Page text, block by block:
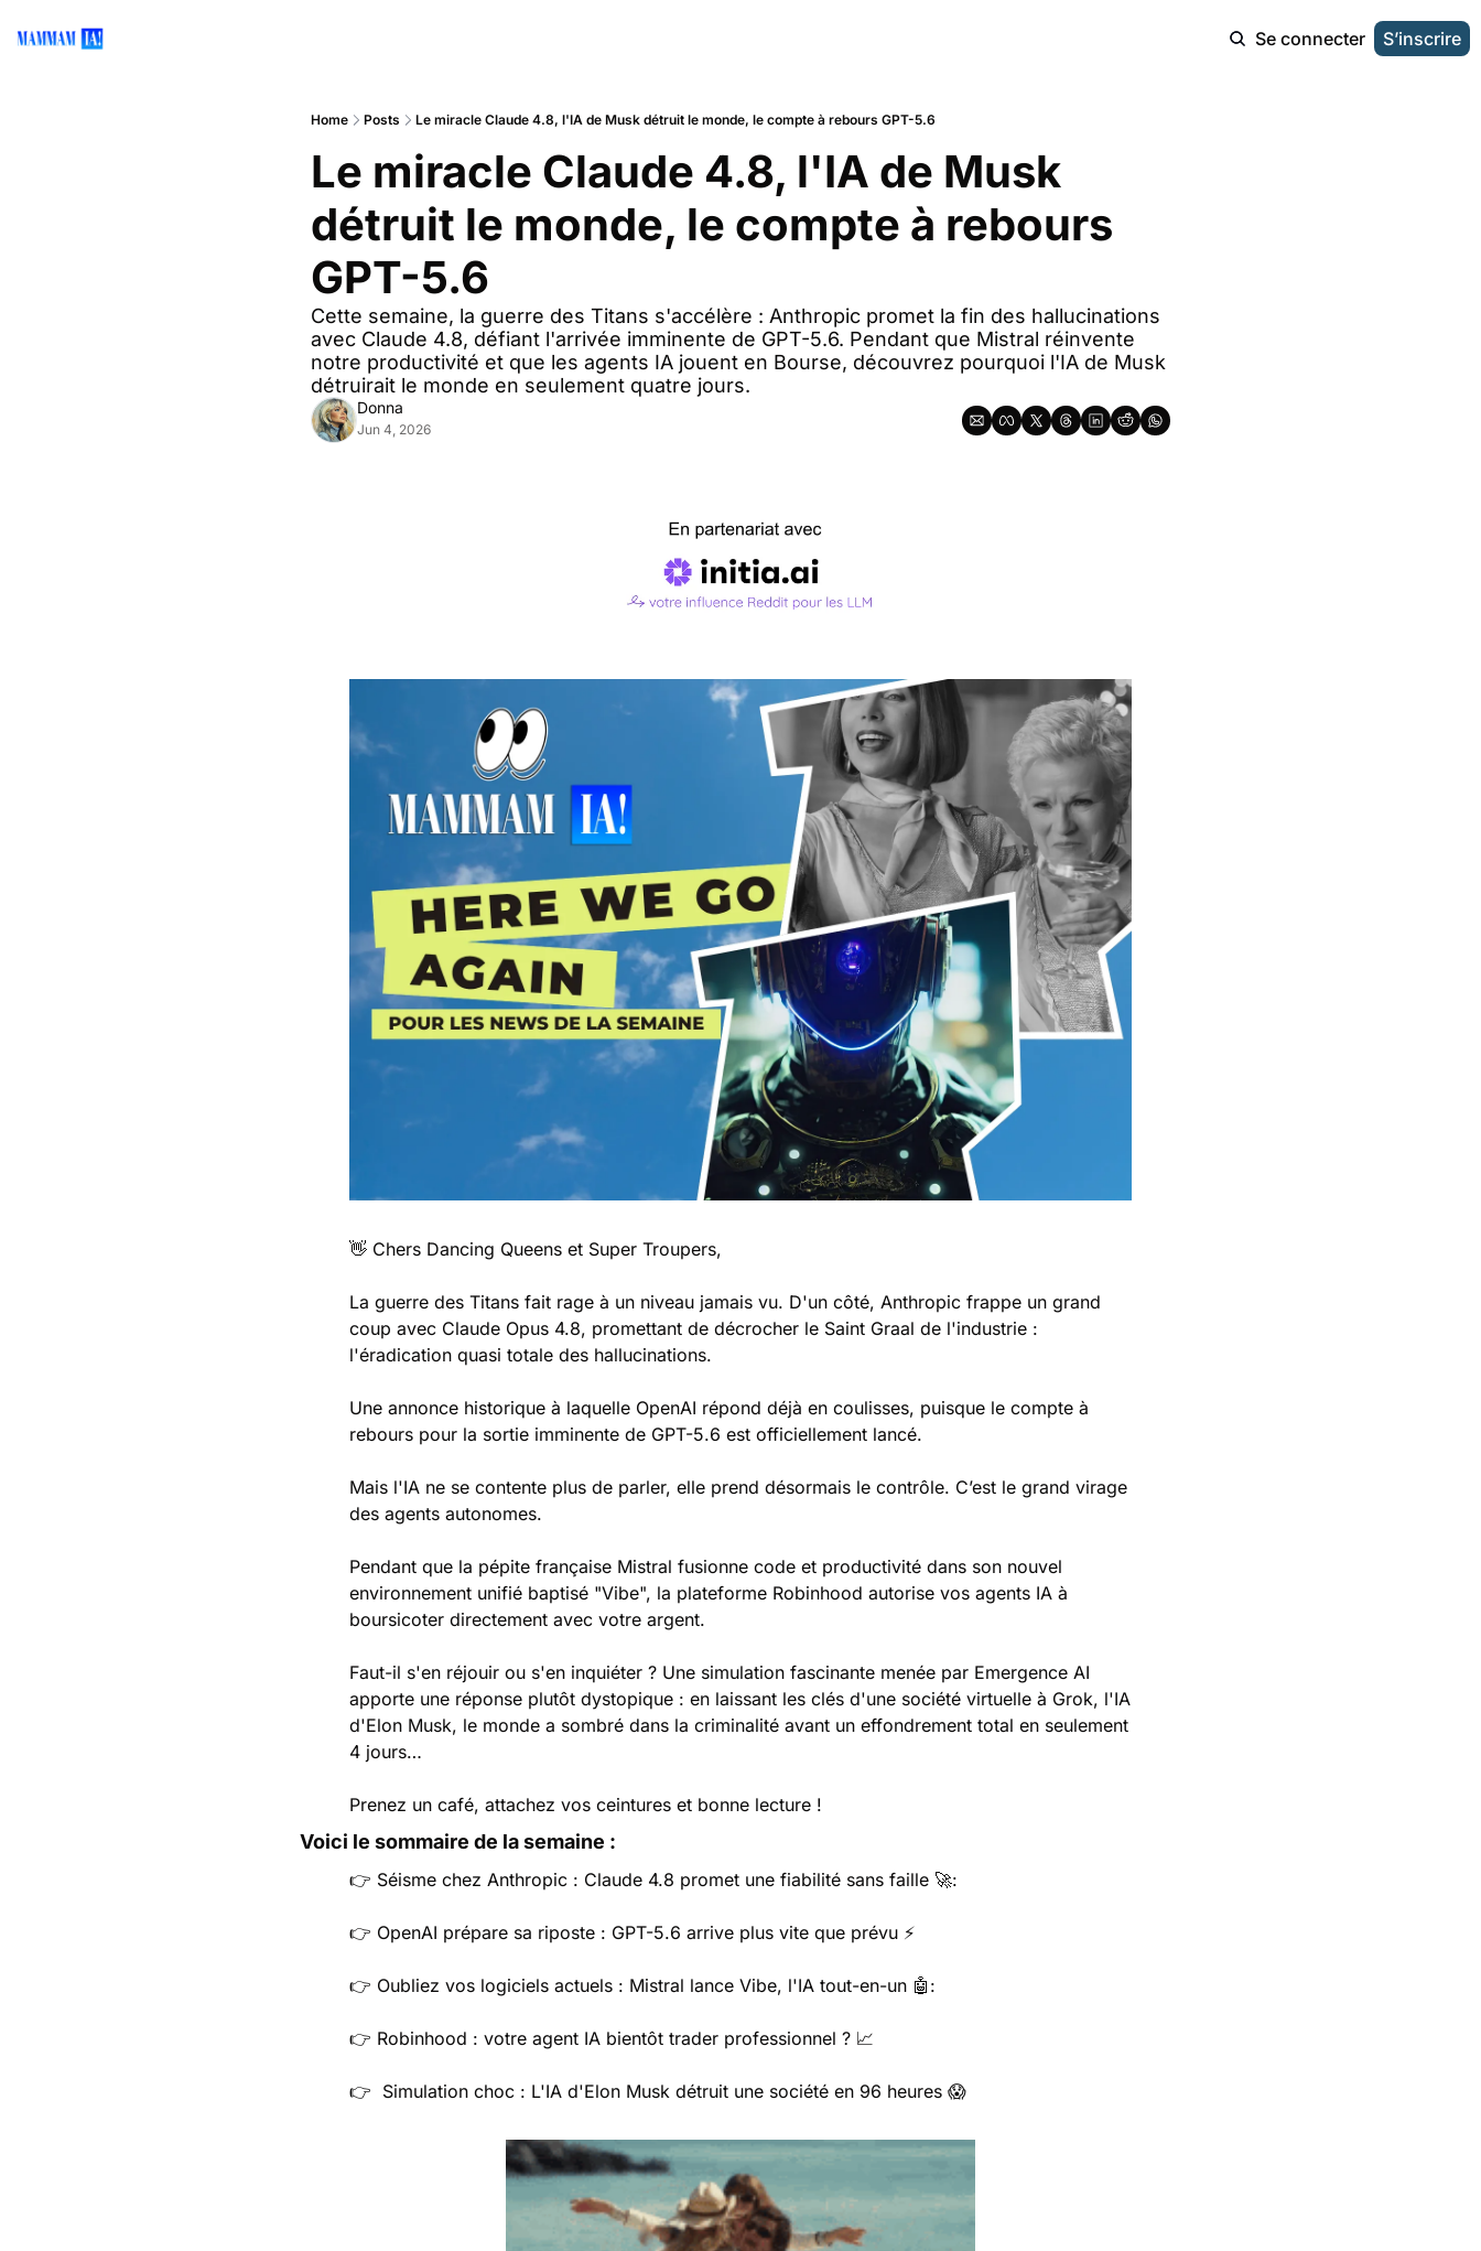
Se connecter S’inscrire
Home Posts Le miracle Claude 4.8, l'IA de Musk détruit le monde, le compte à rebours GPT-5.6
Le miracle Claude 4.8, l'IA de Musk
détruit le monde, le compte à rebours
GPT-5.6
Cette semaine, la guerre des Titans s'accélère : Anthropic promet la fin des hallucinations
avec Claude 4.8, défiant l'arrivée imminente de GPT-5.6. Pendant que Mistral réinvente
notre productivité et que les agents IA jouent en Bourse, découvrez pourquoi l'IA de Musk
détruirait le monde en seulement quatre jours.
Donna
Jun 4, 2026
👋 Chers Dancing Queens et Super Troupers,
La guerre des Titans fait rage à un niveau jamais vu. D'un côté, Anthropic frappe un grand
coup avec Claude Opus 4.8, promettant de décrocher le Saint Graal de l'industrie :
l'éradication quasi totale des hallucinations.
Une annonce historique à laquelle OpenAI répond déjà en coulisses, puisque le compte à
rebours pour la sortie imminente de GPT-5.6 est officiellement lancé.
Mais l'IA ne se contente plus de parler, elle prend désormais le contrôle. C’est le grand virage
des agents autonomes.
Pendant que la pépite française Mistral fusionne code et productivité dans son nouvel
environnement unifié baptisé "Vibe", la plateforme Robinhood autorise vos agents IA à
boursicoter directement avec votre argent.
Faut-il s'en réjouir ou s'en inquiéter ? Une simulation fascinante menée par Emergence AI
apporte une réponse plutôt dystopique : en laissant les clés d'une société virtuelle à Grok, l'IA
d'Elon Musk, le monde a sombré dans la criminalité avant un effondrement total en seulement
4 jours…
Prenez un café, attachez vos ceintures et bonne lecture !
Voici le sommaire de la semaine :
👉 Séisme chez Anthropic : Claude 4.8 promet une fiabilité sans faille 🚀:
👉 OpenAI prépare sa riposte : GPT-5.6 arrive plus vite que prévu ⚡
👉 Oubliez vos logiciels actuels : Mistral lance Vibe, l'IA tout-en-un 🤖 :
👉 Robinhood : votre agent IA bientôt trader professionnel ? 📈
👉  Simulation choc : L'IA d'Elon Musk détruit une société en 96 heures 😱